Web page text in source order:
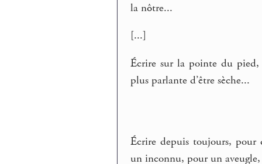
la nôtre...
[...]
Écrire sur la pointe du pied,
plus parlante d’être sèche...
Écrire depuis toujours, pour
un inconnu, pour un